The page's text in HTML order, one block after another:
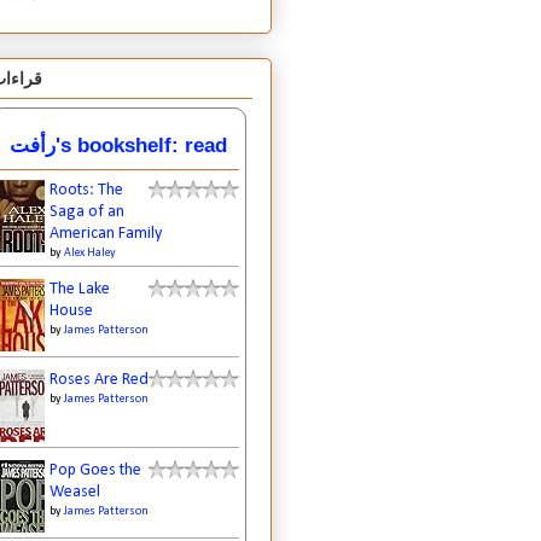
رأفت's bookshelf: read
Roots: The
Saga of an
American Family
byAlex Haley
The Lake
House
byJames Patterson
Roses Are Red
byJames Patterson
Pop Goes the
Weasel
byJames Patterson